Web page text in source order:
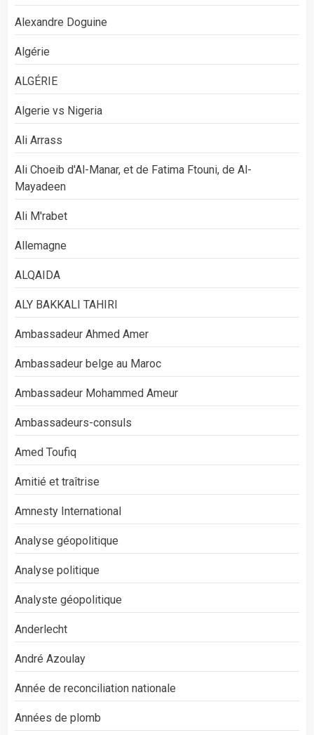
Alexandre Doguine
Algérie
ALGÉRIE
Algerie vs Nigeria
Ali Arrass
Ali Choeib d'Al-Manar, et de Fatima Ftouni, de Al-
Mayadeen
Ali M'rabet
Allemagne
ALQAIDA
ALY BAKKALI TAHIRI
Ambassadeur Ahmed Amer
Ambassadeur belge au Maroc
Ambassadeur Mohammed Ameur
Ambassadeurs-consuls
Amed Toufiq
Amitié et traîtrise
Amnesty International
Analyse géopolitique
Analyse politique
Analyste géopolitique
Anderlecht
André Azoulay
Année de reconciliation nationale
Années de plomb